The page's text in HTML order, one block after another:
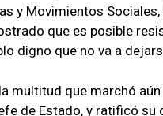
y Movimientos
que es posible
digno que no va a
multitud que marchó
de Estado, y ratificó